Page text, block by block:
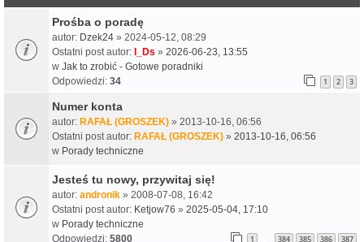
Prośba o poradę
autor: Dzek24 » 2024-05-12, 08:29
Ostatni post autor: I_Ds » 2026-06-23, 13:55
w Jak to zrobić - Gotowe poradniki
Odpowiedzi: 34 1 2 3
Numer konta
autor: RAFAŁ (GROSZEK) » 2013-10-16, 06:56
Ostatni post autor: RAFAŁ (GROSZEK) » 2013-10-16, 06:56
w Porady techniczne
Jesteś tu nowy, przywitaj się!
autor: andronik » 2008-07-08, 16:42
Ostatni post autor: Ketjow76 » 2025-05-04, 17:10
w Porady techniczne
Odpowiedzi: 5800 1 384 385 386 387